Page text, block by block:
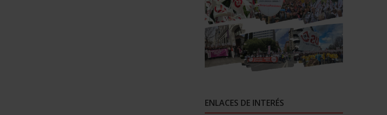
ENLACES DE INTERÉS